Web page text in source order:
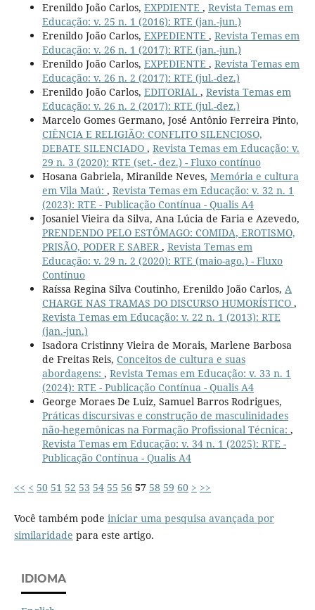
Erenildo João Carlos, EXPDIENTE , Revista Temas em
Educação: v. 25 n. 1 (2016): RTE (jan.-jun.)
Erenildo João Carlos, EXPEDIENTE , Revista Temas em
Educação: v. 26 n. 1 (2017): RTE (jan.-jun.)
Erenildo João Carlos, EXPEDIENTE , Revista Temas em
Educação: v. 26 n. 2 (2017): RTE (jul.-dez.)
Erenildo João Carlos, EDITORIAL , Revista Temas em
Educação: v. 26 n. 2 (2017): RTE (jul.-dez.)
Marcelo Gomes Germano, José Antônio Ferreira Pinto,
CIÊNCIA E RELIGIÃO: CONFLITO SILENCIOSO,
DEBATE SILENCIADO , Revista Temas em Educação: v.
29 n. 3 (2020): RTE (set.- dez.) - Fluxo contínuo
Hosana Gabriela, Miranilde Neves, Memória e cultura
em Vila Maú: , Revista Temas em Educação: v. 32 n. 1
(2023): RTE - Publicação Contínua - Qualis A4
Josaniel Vieira da Silva, Ana Lúcia de Faria e Azevedo,
PRENDENDO PELO ESTÔMAGO: COMIDA, EROTISMO,
PRISÃO, PODER E SABER, Revista Temas em
Educação: v. 29 n. 2 (2020): RTE (maio-ago.) - Fluxo
Contínuo
Raíssa Regina Silva Coutinho, Erenildo João Carlos, A
CHARGE NAS TRAMAS DO DISCURSO HUMORÍSTICO ,
Revista Temas em Educação: v. 22 n. 1 (2013): RTE
(jan.-jun.)
Isadora Cristinny Vieira de Morais, Marlene Barbosa
de Freitas Reis, Conceitos de cultura e suas
abordagens: , Revista Temas em Educação: v. 33 n. 1
(2024): RTE - Publicação Contínua - Qualis A4
George Moraes De Luiz, Samuel Barros Rodrigues,
Práticas discursivas e construção de masculinidades
não-hegemônicas na Formação Profissional Técnica: ,
Revista Temas em Educação: v. 34 n. 1 (2025): RTE -
Publicação Contínua - Qualis A4
<< < 50 51 52 53 54 55 56 57 58 59 60 > >>
Você também pode iniciar uma pesquisa avançada por
similaridade para este artigo.
IDIOMA